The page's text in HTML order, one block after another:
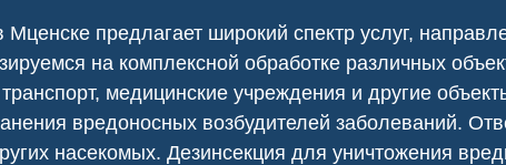
предлагает широкий спектр услуг,
на комплексной обработке различных
транспорт, медицинские учреждения и другие
вредоносных возбудителей заболеваний.
насекомых. Дезинсекция для уничтожения